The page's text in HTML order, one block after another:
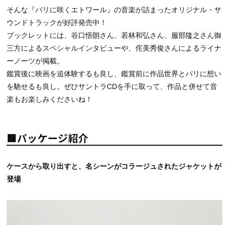
そんな『パリに咲くエトワール』の音楽が詰まったオリジナル・サ
ウンドトラックが好評発売中！
ブックレットには、谷口悟朗さん、若林和弘さん、服部隆之さん御
三方によるスペシャルインタビューや、侘美秀俊さんによるライナ
ーノーツが掲載。
鑑賞後に映画を追体験するも良し、鑑賞前に作品世界とパリに想い
を馳せるも良し。ぜひサントラCDを手に取って、作品と併せて音
楽もお楽しみくださいね！
■パッケージ紹介
ケースから取り出すと、名シーンがコラージュされたジャケットが
登場